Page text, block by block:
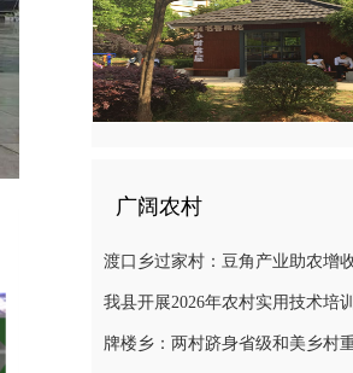
广阔农村
我县开展2026年农村实用技术培训